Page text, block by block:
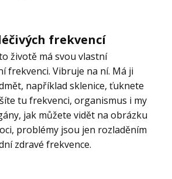
frekvencí
životě má svou vlastní
frekvenci. Vibruje na ní. Má ji
například sklenice, ťuknete
tu frekvenci, organismus i my
jak můžete vidět na obrázku
problémy jsou jen rozladěním
zdravé frekvence.